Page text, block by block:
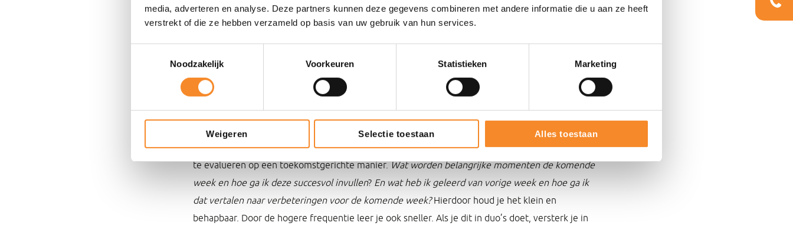
media, adverteren en analyse. Deze partners kunnen deze gegevens combineren met andere informatie die u aan ze heeft
verstrekt of die ze hebben verzameld op basis van uw gebruik van hun services.
Noodzakelijk
Voorkeuren Statistieken Marketing
Weigeren Selectie toestaan Alles toestaan
Tip 3: Korter maar vaker
Ons brein krijgt zoveel prikkels dat we vergeten te reflecteren want de volgende prikkel/actie
dient zich alweer aan. Bouw daarom een vast leerritme in, bijvoorbeeld door wekelijks in buddy’s
te evalueren op een toekomstgerichte manier.Wat worden belangrijke momenten de komende
week en hoe ga ik deze succesvol invullen? En wat heb ik geleerd van vorige week en hoe ga ik
dat vertalen naar verbeteringen voor de komende week?Hierdoor houd je het klein en
behapbaar. Door de hogere frequentie leer je ook sneller. Als je dit in duo’s doet, versterk je in